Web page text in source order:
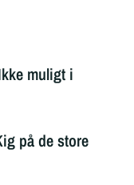
muligt i
på de store